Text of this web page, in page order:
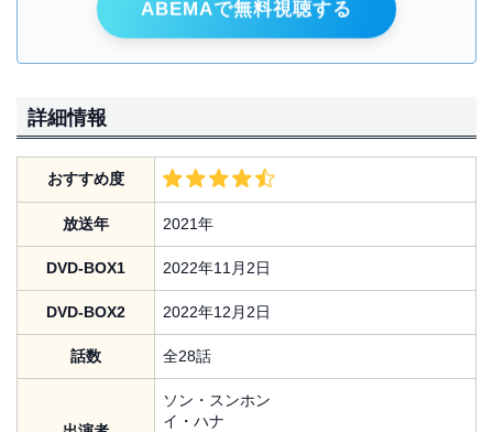
ABEMAで無料視聴する
詳細情報
おすすめ度
放送年 2021年
DVD-BOX1 2022年11月2日
DVD-BOX2 2022年12月2日
話数 全28話
ソン・スンホン
イ・ハナ